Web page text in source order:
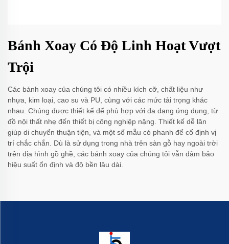
Bánh Xoay Có Độ Linh Hoạt Vượt
Trội
Các bánh xoay của chúng tôi có nhiều kích cỡ, chất liệu như
nhựa, kim loại, cao su và PU, cùng với các mức tải trọng khác
nhau. Chúng được thiết kế để phù hợp với đa dạng ứng dụng, từ
đồ nội thất nhẹ đến thiết bị công nghiệp nặng. Thiết kế dễ lăn
giúp di chuyển thuận tiện, và một số mẫu có phanh để cố định vị
trí chắc chắn. Dù là sử dụng trong nhà trên sàn gỗ hay ngoài trời
trên địa hình gồ ghề, các bánh xoay của chúng tôi vẫn đảm bảo
hiệu suất ổn định và độ bền lâu dài.